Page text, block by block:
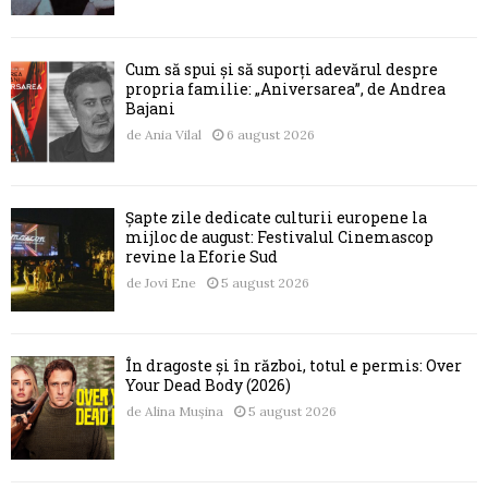
Cum să spui și să suporți adevărul despre
propria familie: „Aniversarea”, de Andrea
Bajani
de Ania Vilal 6 august 2026
Șapte zile dedicate culturii europene la
mijloc de august: Festivalul Cinemascop
revine la Eforie Sud
de Jovi Ene 5 august 2026
În dragoste și în război, totul e permis: Over
Your Dead Body (2026)
de Alina Mușina 5 august 2026